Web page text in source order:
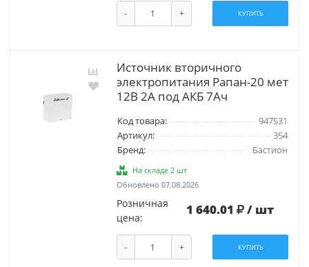
- + КУПИТЬ
Источник вторичного
электропитания Рапан-20 мет
12В 2А под АКБ 7Ач
Код товара:
947531
Артикул:
354
Бренд:
Бастион
На складе 2 шт
Обновлено 07.08.2026
Розничная
цена:
1 640.01 / шт
- + КУПИТЬ